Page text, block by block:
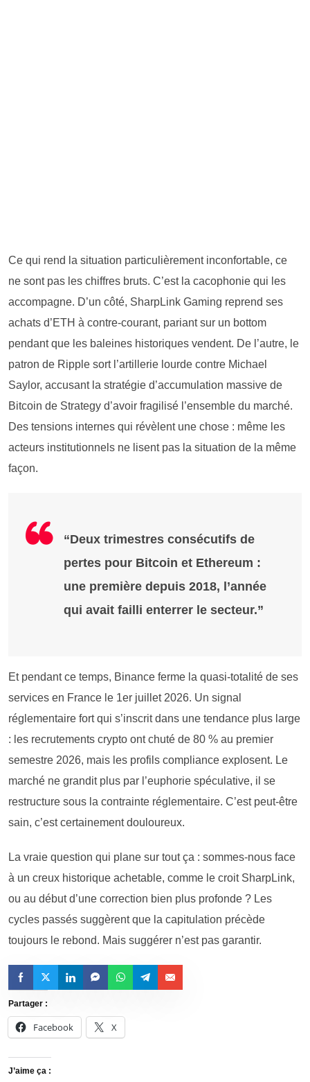
Ce qui rend la situation particulièrement inconfortable, ce
ne sont pas les chiffres bruts. C’est la cacophonie qui les
accompagne. D’un côté, SharpLink Gaming reprend ses
achats d’ETH à contre-courant, pariant sur un bottom
pendant que les baleines historiques vendent. De l’autre, le
patron de Ripple sort l’artillerie lourde contre Michael
Saylor, accusant la stratégie d’accumulation massive de
Bitcoin de Strategy d’avoir fragilisé l’ensemble du marché.
Des tensions internes qui révèlent une chose : même les
acteurs institutionnels ne lisent pas la situation de la même
façon.
“Deux trimestres consécutifs de
pertes pour Bitcoin et Ethereum :
une première depuis 2018, l’année
qui avait failli enterrer le secteur.”
Et pendant ce temps, Binance ferme la quasi-totalité de ses
services en France le 1er juillet 2026. Un signal
réglementaire fort qui s’inscrit dans une tendance plus large
: les recrutements crypto ont chuté de 80 % au premier
semestre 2026, mais les profils compliance explosent. Le
marché ne grandit plus par l’euphorie spéculative, il se
restructure sous la contrainte réglementaire. C’est peut-être
sain, c’est certainement douloureux.
La vraie question qui plane sur tout ça : sommes-nous face
à un creux historique achetable, comme le croit SharpLink,
ou au début d’une correction bien plus profonde ? Les
cycles passés suggèrent que la capitulation précède
toujours le rebond. Mais suggérer n’est pas garantir.
Partager :
Facebook X
J’aime ça :